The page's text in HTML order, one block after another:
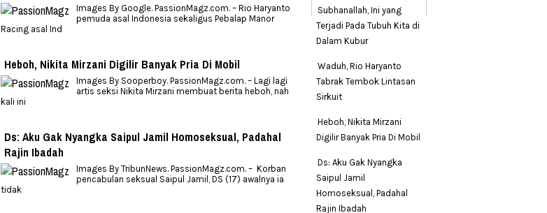
Images By Google. PassionMagz.com. – Rio Haryanto
pemuda asal Indonesia sekaligus Pebalap Manor
Racing asal Ind
Heboh, Nikita Mirzani Digilir Banyak Pria Di Mobil
Images By Sooperboy. PassionMagz.com. – Lagi lagi
artis seksi Nikita Mirzani membuat berita heboh, nah
kali ini
Ds: Aku Gak Nyangka Saipul Jamil Homoseksual, Padahal
Rajin Ibadah
Images By TribunNews. PassionMagz.com. – Korban
pencabulan seksual Saipul Jamil, DS (17) awalnya ia
tidak
Subhanallah, Ini yang
Terjadi Pada Tubuh Kita di
Dalam Kubur
Waduh, Rio Haryanto
Tabrak Tembok Lintasan
Sirkuit
Heboh, Nikita Mirzani
Digilir Banyak Pria Di Mobil
Ds: Aku Gak Nyangka
Saipul Jamil
Homoseksual, Padahal
Rajin Ibadah